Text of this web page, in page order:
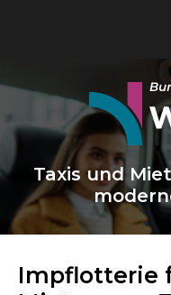
Taxis und
Impflotterie